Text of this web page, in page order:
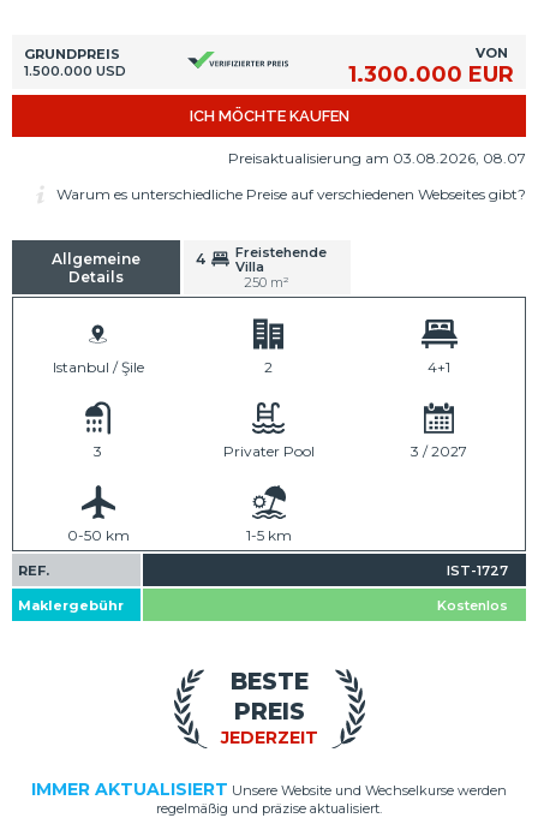
GRUNDPREIS
1.500.000 USD
VON
1.300.000 EUR
ICH MÖCHTE KAUFEN
Preisaktualisierung am 03.08.2026, 08.07
Warum es unterschiedliche Preise auf verschiedenen Webseites gibt?
Allgemeine
Details
4
Freistehende
Villa
250 m²
Istanbul / Şile 2 4+1
3 Privater Pool 3 / 2027
0-50 km 1-5 km
REF. IST-1727
Maklergebühr Kostenlos
JEDERZEIT
BESTE
PREIS
IMMER AKTUALISIERT Unsere Website und Wechselkurse werden
regelmäßig und präzise aktualisiert.